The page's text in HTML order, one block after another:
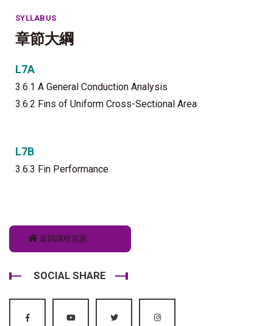
SYLLABUS
章節大綱
L7A
3.6.1 A General Conduction Analysis
3.6.2 Fins of Uniform Cross-Sectional Area
L7B
3.6.3 Fin Performance
返回課程頁面
SOCIAL SHARE